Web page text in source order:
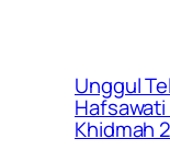
Unggul
Hafsawati
Khidmah